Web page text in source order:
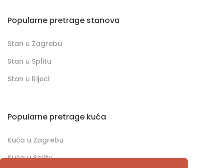
Popularne pretrage stanova
Stan u Zagrebu
Stan u Splitu
Stan u Rijeci
Popularne pretrage kuća
Kuća u Zagrebu
Kuća u Splitu